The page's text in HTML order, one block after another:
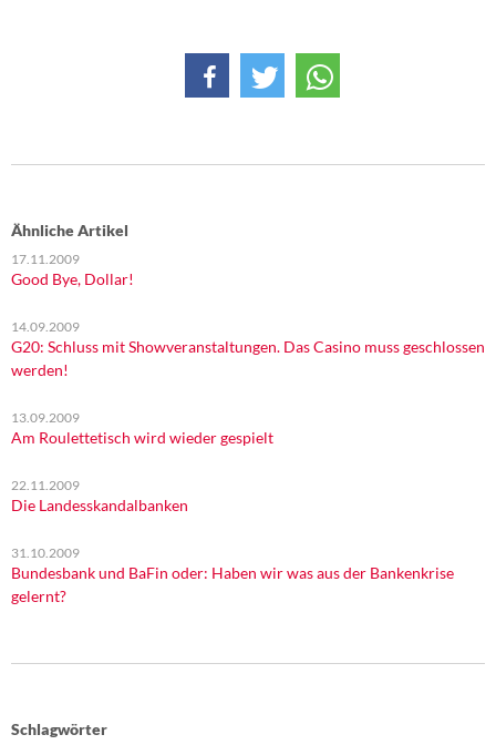
Ähnliche Artikel
17.11.2009
Good Bye, Dollar!
14.09.2009
G20: Schluss mit Showveranstaltungen. Das Casino muss geschlossen
werden!
13.09.2009
Am Roulettetisch wird wieder gespielt
22.11.2009
Die Landesskandalbanken
31.10.2009
Bundesbank und BaFin oder: Haben wir was aus der Bankenkrise
gelernt?
Schlagwörter